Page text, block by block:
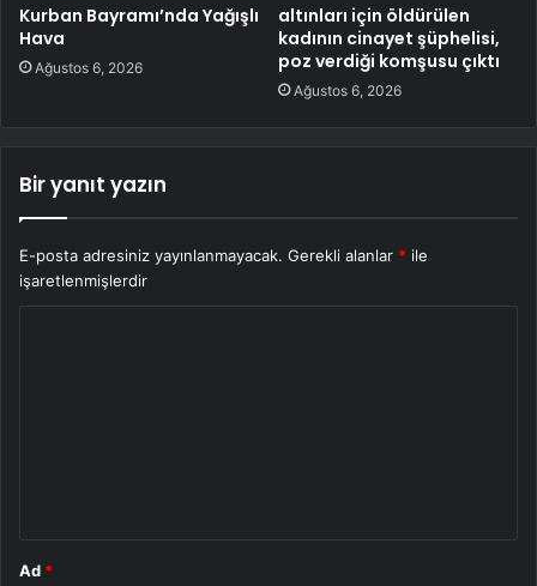
Kurban Bayramı’nda Yağışlı
Hava
Ağustos 6, 2026
altınları için öldürülen
kadının cinayet şüphelisi,
poz verdiği komşusu çıktı
Ağustos 6, 2026
Bir yanıt yazın
E-posta adresiniz yayınlanmayacak. Gerekli alanlar * ile
işaretlenmişlerdir
Ad *